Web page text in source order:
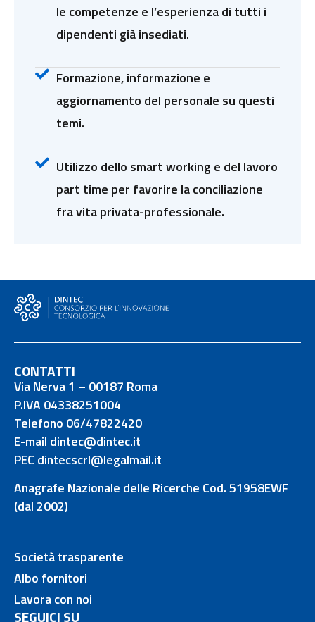
le competenze e l’esperienza di tutti i
dipendenti già insediati.
Formazione, informazione e
aggiornamento del personale su questi
temi.
Utilizzo dello smart working e del lavoro
part time per favorire la conciliazione
fra vita privata-professionale.
CONTATTI
Via Nerva 1 – 00187 Roma
P.IVA 04338251004
Telefono 06/47822420
E-mail dintec@dintec.it
PEC dintecscrl@legalmail.it
Anagrafe Nazionale delle Ricerche Cod. 51958EWF
(dal 2002)
Società trasparente
Albo fornitori
Lavora con noi
SEGUICI SU